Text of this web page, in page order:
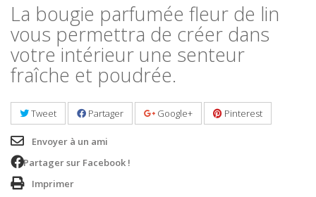
La bougie parfumée fleur de lin
vous permettra de créer dans
votre intérieur une senteur
fraîche et poudrée.
Tweet Partager Google+ Pinterest
Envoyer à un ami
Partager sur Facebook !
Imprimer